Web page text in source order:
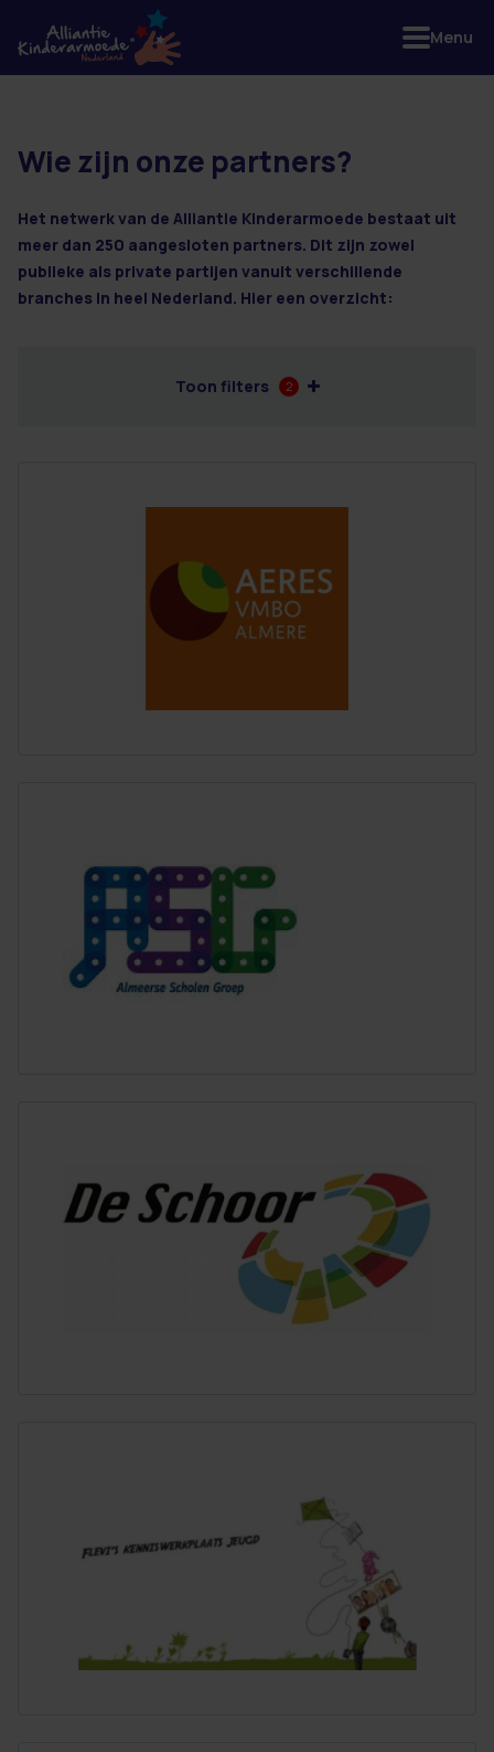
33 resultaten
Wie zijn onze partners?
Het netwerk van de Alliantie Kinderarmoede bestaat uit
meer dan 250 aangesloten partners. Dit zijn zowel
publieke als private partijen vanuit verschillende
branches in heel Nederland. Hier een overzicht:
Toon filters 2
Menu